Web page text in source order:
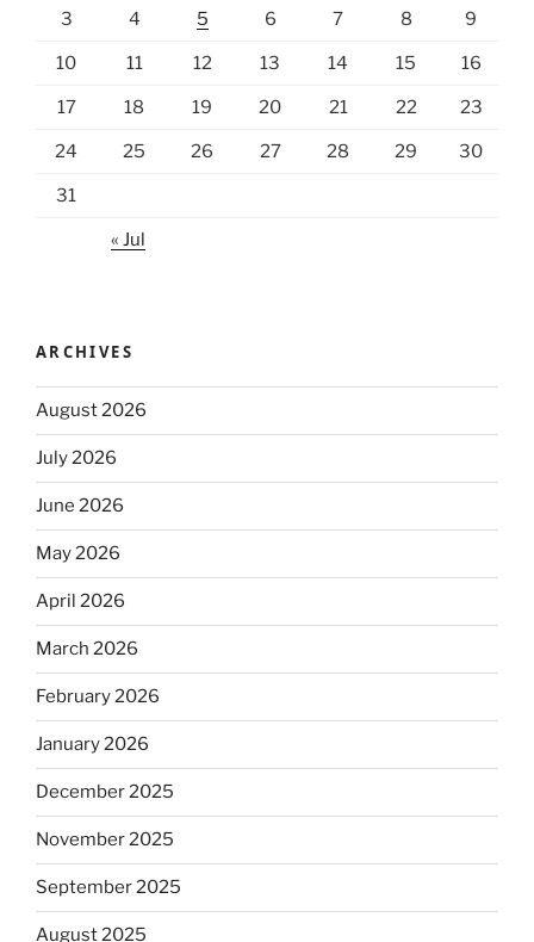
3 4 5 6 7 8 9
10 11 12 13 14 15 16
17 18 19 20 21 22 23
24 25 26 27 28 29 30
31
« Jul
ARCHIVES
August 2026
July 2026
June 2026
May 2026
April 2026
March 2026
February 2026
January 2026
December 2025
November 2025
September 2025
August 2025